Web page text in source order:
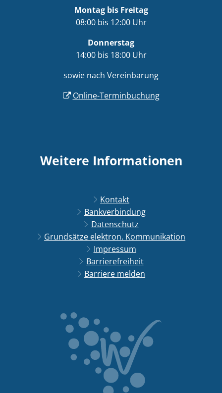
Montag bis Freitag
08:00 bis 12:00 Uhr
Donnerstag
14:00 bis 18:00 Uhr
sowie nach Vereinbarung
Online-Terminbuchung
Weitere Informationen
Kontakt
Bankverbindung
Datenschutz
Grundsätze elektron. Kommunikation
Impressum
Barrierefreiheit
Barriere melden